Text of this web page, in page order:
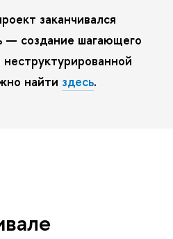
заканчивался
— создание шагающего
найти здесь.